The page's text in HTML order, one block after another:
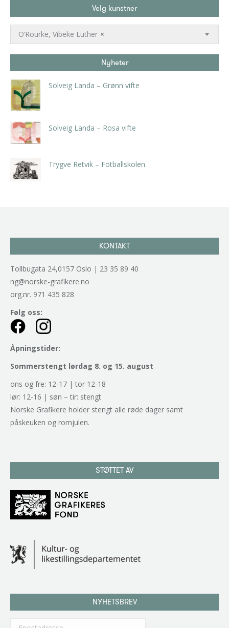
Velg kunstner
×
O’Rourke, Vibeke Luther
Nyheter
Solveig Landa – Grønn vifte
Solveig Landa – Rosa vifte
Trygve Retvik – Fotballskolen
KONTAKT
Tollbugata 24,0157 Oslo | 23 35 89 40
ng@norske-grafikere.no
org.nr. 971 435 828
Følg oss:
Åpningstider:
Sommerstengt lørdag 8. og 15. august
ons og fre: 12-17 | tor 12-18
lør: 12-16 | søn – tir: stengt
Norske Grafikere holder stengt alle røde dager samt
påskeuken og romjulen.
STØTTET AV
NYHETSBREV